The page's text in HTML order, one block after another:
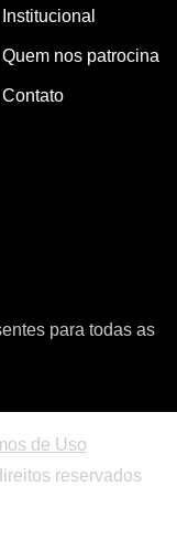
Institucional
Quem nos patrocina
Contato
para todas as
de Uso
reservados